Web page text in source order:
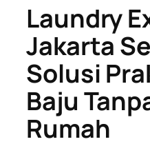
Laundry
Jakarta
Solusi
Baju
Rumah